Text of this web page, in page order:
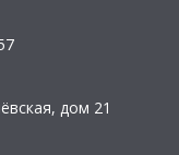
дом 21